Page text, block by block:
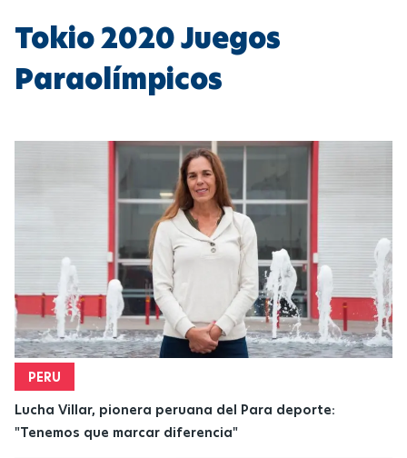
Tokio 2020 Juegos
Paraolímpicos
PERU
Lucha Villar, pionera peruana del Para deporte:
"Tenemos que marcar diferencia"